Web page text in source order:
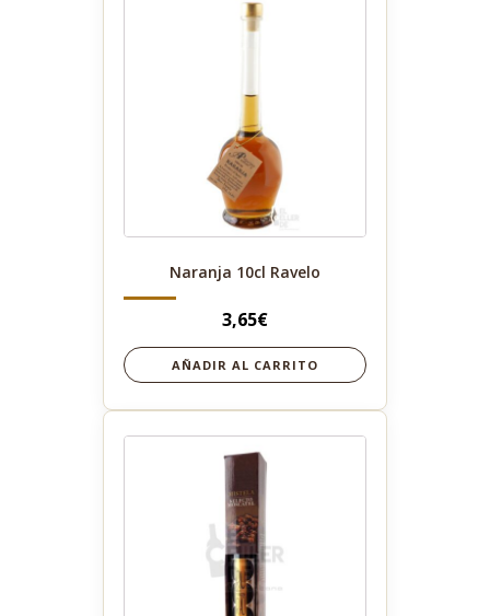
Naranja 10cl Ravelo
3,65€
AÑADIR AL CARRITO